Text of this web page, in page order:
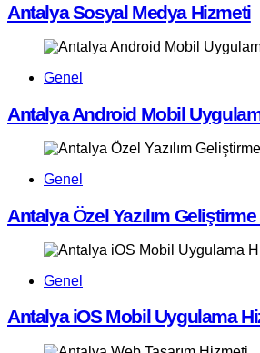
Antalya Sosyal Medya Hizmeti
Genel
Antalya Android Mobil
Genel
Antalya Özel Yazılım
Genel
Antalya iOS Mobil Uygulama